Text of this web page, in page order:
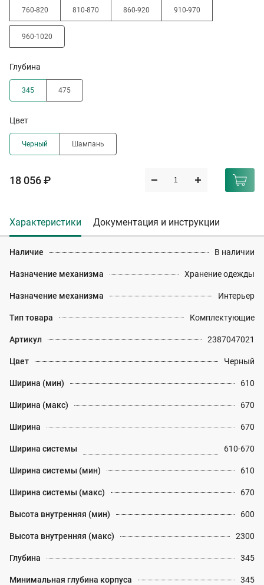
760-820 810-870 860-920 910-970
960-1020
Глубина
345 475
Цвет
Черный Шампань
18 056 ₽
Характеристики Документация и инструкции
Наличие В наличии
Назначение механизма Хранение одежды
Назначение механизма Интерьер
Тип товара Комплектующие
Артикул 2387047021
Цвет Черный
Ширина (мин) 610
Ширина (макс) 670
Ширина 670
Ширина системы 610-670
Ширина системы (мин) 610
Ширина системы (макс) 670
Высота внутренняя (мин) 600
Высота внутренняя (макс) 2300
Глубина 345
Минимальная глубина корпуса 345